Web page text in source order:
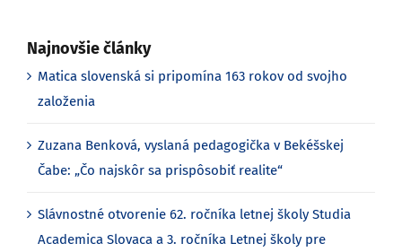
Najnovšie články
Matica slovenská si pripomína 163 rokov od svojho
založenia
Zuzana Benková, vyslaná pedagogička v Bekéšskej
Čabe: „Čo najskôr sa prispôsobiť realite“
Slávnostné otvorenie 62. ročníka letnej školy Studia
Academica Slovaca a 3. ročníka Letnej školy pre